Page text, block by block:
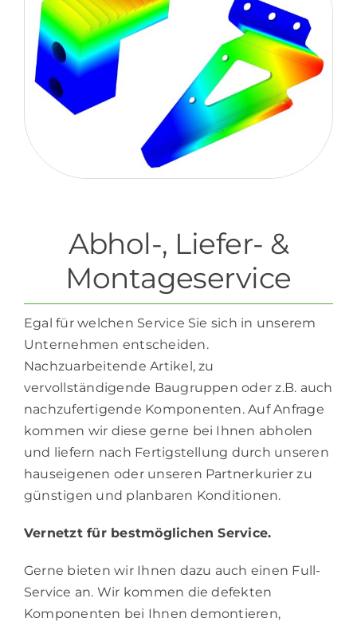
Abhol-, Liefer- &
Montageservice
Egal für welchen Service Sie sich in unserem
Unternehmen entscheiden.
Nachzuarbeitende Artikel, zu
vervollständigende Baugruppen oder z.B. auch
nachzufertigende Komponenten. Auf Anfrage
kommen wir diese gerne bei Ihnen abholen
und liefern nach Fertigstellung durch unseren
hauseigenen oder unseren Partnerkurier zu
günstigen und planbaren Konditionen.
Vernetzt für bestmöglichen Service.
Gerne bieten wir Ihnen dazu auch einen Full-
Service an. Wir kommen die defekten
Komponenten bei Ihnen demontieren,